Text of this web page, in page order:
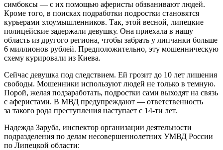
симбоксы — с их помощью аферисты обзванивают людей.
Кроме того, в поисках подработки подростки становятся
курьерами злоумышленников. Так, этой весной, липецкие
полицейские задержали девушку. Она приехала в нашу
область из другого региона, чтобы забрать у липчанки больше
6 миллионов рублей. Предположительно, эту мошенническую
схему курировали из Киева.
Сейчас девушка под следствием. Ей грозит до 10 лет лишения
свободы. Мошенники используют людей не только в темную.
Порой, желая подзаработать, подростки сами выходят на связь
с аферистами. В МВД предупреждают — ответственность
за такого рода преступления наступает с 14-ти лет.
Надежда Заруба, инспектор организации деятельности
подразделения по делам несовершеннолетних УМВД России
по Липецкой области: